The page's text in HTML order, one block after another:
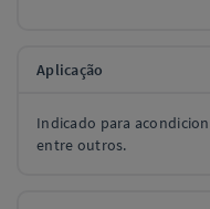
Aplicação
Indicado para
entre outros.